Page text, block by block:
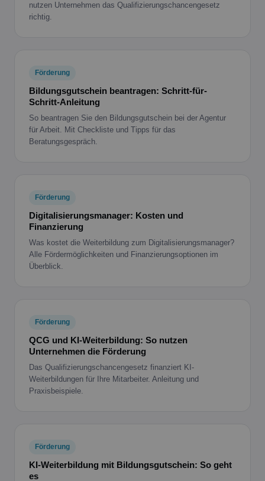
nutzen Unternehmen das Qualifizierungschancengesetz
richtig.
Förderung
Bildungsgutschein beantragen: Schritt-für-
Schritt-Anleitung
So beantragen Sie den Bildungsgutschein bei der Agentur
für Arbeit. Mit Checkliste und Tipps für das
Beratungsgespräch.
Förderung
Digitalisierungsmanager: Kosten und
Finanzierung
Was kostet die Weiterbildung zum Digitalisierungsmanager?
Alle Fördermöglichkeiten und Finanzierungsoptionen im
Überblick.
Förderung
QCG und KI-Weiterbildung: So nutzen
Unternehmen die Förderung
Das Qualifizierungschancengesetz finanziert KI-
Weiterbildungen für Ihre Mitarbeiter. Anleitung und
Praxisbeispiele.
Förderung
KI-Weiterbildung mit Bildungsgutschein: So geht
es